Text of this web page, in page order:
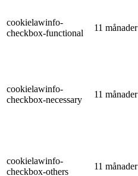
cookielawinfo-
checkbox-functional
11 månader
cookielawinfo-
checkbox-necessary
11 månader
cookielawinfo-
checkbox-others
11 månader